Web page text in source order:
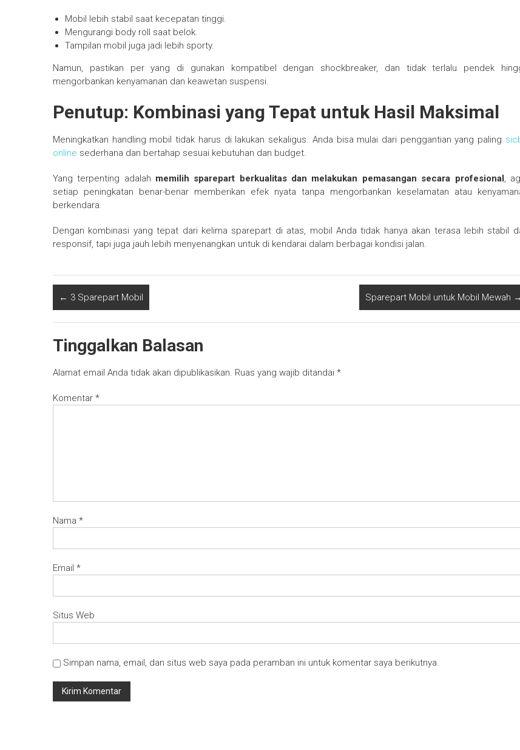
Mobil lebih stabil saat kecepatan tinggi.
Mengurangi body roll saat belok.
Tampilan mobil juga jadi lebih sporty.
Namun, pastikan per yang di gunakan kompatibel dengan shockbreaker, dan tidak terlalu pendek
mengorbankan kenyamanan dan keawetan suspensi.
Penutup: Kombinasi yang Tepat untuk Hasil Maksimal
Meningkatkan handling mobil tidak harus di lakukan sekaligus. Anda bisa mulai dari penggantian yang paling
online sederhana dan bertahap sesuai kebutuhan dan budget.
Yang terpenting adalah memilih sparepart berkualitas dan melakukan pemasangan secara profesional,
setiap peningkatan benar-benar memberikan efek nyata tanpa mengorbankan keselamatan atau
berkendara.
Dengan kombinasi yang tepat dari kelima sparepart di atas, mobil Anda tidak hanya akan terasa lebih stabil
responsif, tapi juga jauh lebih menyenangkan untuk di kendarai dalam berbagai kondisi jalan.
← 3 Sparepart Mobil Sparepart Mobil untuk Mobil Mewah →
Tinggalkan Balasan
Alamat email Anda tidak akan dipublikasikan. Ruas yang wajib ditandai *
Komentar *
Nama *
Email *
Situs Web
Simpan nama, email, dan situs web saya pada peramban ini untuk komentar saya berikutnya.